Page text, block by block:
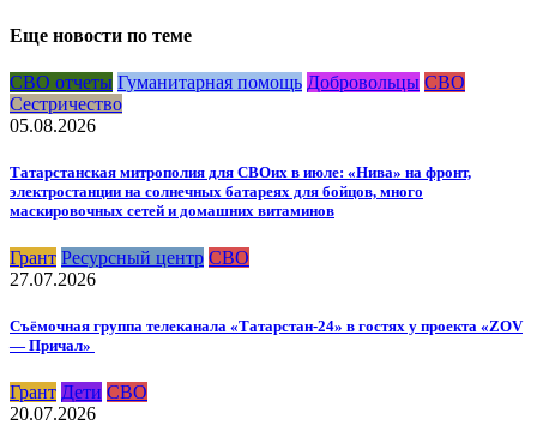
Еще новости по теме
СВО отчеты Гуманитарная помощь Добровольцы СВО
Сестричество
05.08.2026
Татарстанская митрополия для СВОих в июле: «Нива» на фронт,
электростанции на солнечных батареях для бойцов, много
маскировочных сетей и домашних витаминов
Грант Ресурсный центр СВО
27.07.2026
Съёмочная группа телеканала «Татарстан-24» в гостях у проекта «ZOV
— Причал»
Грант Дети СВО
20.07.2026